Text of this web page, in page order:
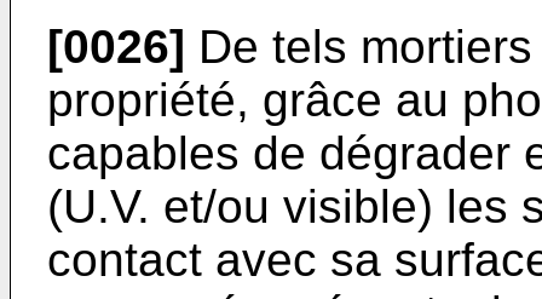
[0026] De tels
propriété, grâce au
capables de dégrader
(U.V. et/ou visible) les
contact avec sa